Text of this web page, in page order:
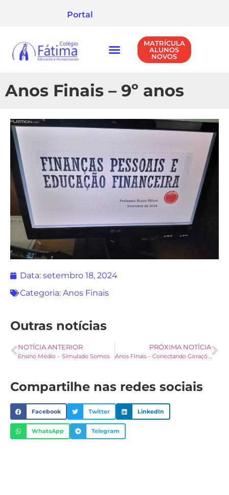
Portal
MATRÍCULA
ALUNOS
NOVOS
Anos Finais – 9º anos
Data: setembro 18, 2024
Categoria: Anos Finais
Outras notícias
NOTÍCIA ANTERIOR
Ensino Médio – Simulado Somos
PRÓXIMA NOTÍCIA
Anos Finais – Conectando Gerações
Compartilhe nas redes sociais
Facebook Twitter LinkedIn
WhatsApp Telegram